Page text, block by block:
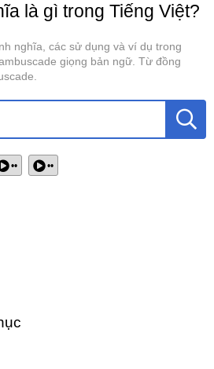
là gì trong Tiếng Việt?
nghĩa, các sử dụng và ví dụ trong
giọng bản ngữ. Từ đồng
•• ••